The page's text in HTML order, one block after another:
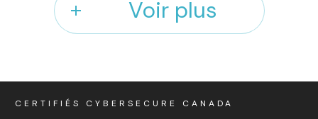
Voir plus
CERTIFIÉS CYBERSECURE CANADA